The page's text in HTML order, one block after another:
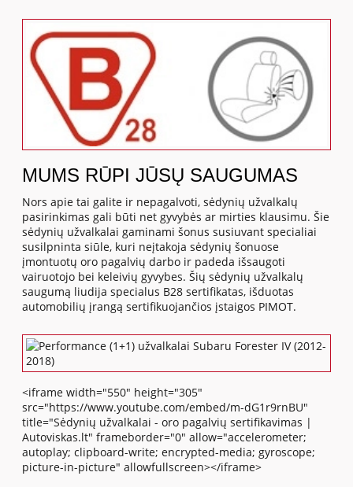
MUMS RŪPI JŪSŲ SAUGUMAS
Nors apie tai galite ir nepagalvoti, sėdynių užvalkalų
pasirinkimas gali būti net gyvybės ar mirties klausimu. Šie
sėdynių užvalkalai gaminami šonus susiuvant specialiai
susilpninta siūle, kuri neįtakoja sėdynių šonuose
įmontuotų oro pagalvių darbo ir padeda išsaugoti
vairuotojo bei keleivių gyvybes. Šių sėdynių užvalkalų
saugumą liudija specialus B28 sertifikatas, išduotas
automobilių įrangą sertifikuojančios įstaigos PIMOT.
<iframe width="550" height="305"
src="https://www.youtube.com/embed/m-dG1r9rnBU"
title="Sėdynių užvalkalai - oro pagalvių sertifikavimas |
Autoviskas.lt" frameborder="0" allow="accelerometer;
autoplay; clipboard-write; encrypted-media; gyroscope;
picture-in-picture" allowfullscreen></iframe>